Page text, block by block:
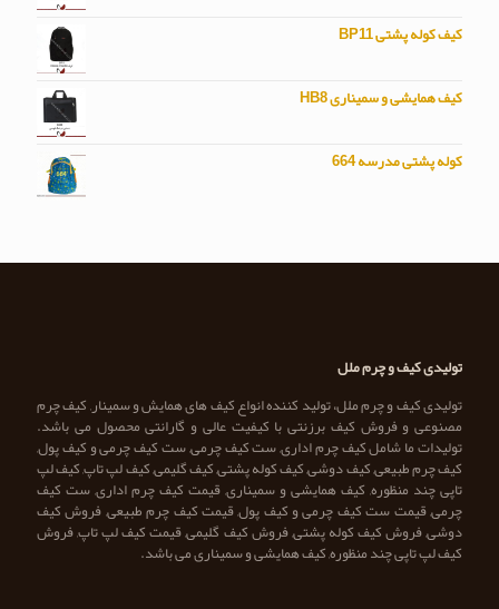
کیف کوله پشتی BP11
کیف همایشی و سمیناری HB8
کوله پشتی مدرسه 664
تولیدی کیف و چرم ملل
تولیدی کیف و چرم ملل، تولید کننده انواع کیف های همایش و سمینار, کیف چرم
مصنوعی و فروش کیف برزنتی با کیفیت عالی و گارانتی محصول می باشد.
تولیدات ما شامل کیف چرم اداری, ست کیف چرمی, ست کیف چرمی و کیف پول,
کیف چرم طبیعی, کیف دوشی, کیف کوله پشتی, کیف گلیمی, کیف لپ تاپ, کیف لپ
تاپی چند منظوره, کیف همایشی و سمیناری, قیمت کیف چرم اداری, ست کیف
چرمی, قیمت ست کیف چرمی و کیف پول, قیمت کیف چرم طبیعی, فروش کیف
دوشی, فروش کیف کوله پشتی, فروش کیف گلیمی, قیمت کیف لپ تاپ, فروش
کیف لپ تاپی چند منظوره, کیف همایشی و سمیناری می باشد.